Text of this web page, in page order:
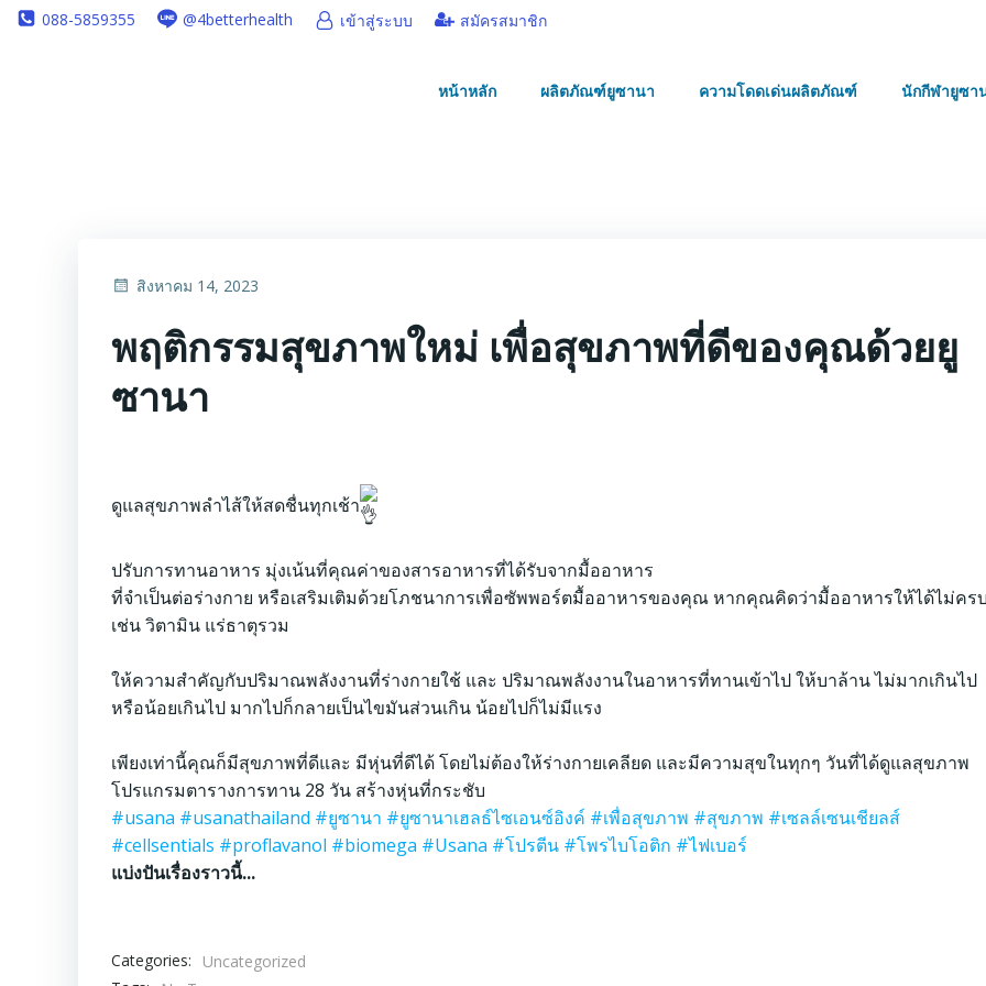
Skip 088-5859355 @4betterhealth เข้าสู่ระบบ สมัครสมาชิก
หน้าหลัก ผลิตภัณฑ์ยูซานา ความโดดเด่นผลิตภัณฑ์ นักกีฬายูซา
สิงหาคม 14, 2023
พฤติกรรมสุขภาพใหม่ เพื่อสุขภาพที่ดีของคุณด้วยยู
ซานา
ดูแลสุขภาพลำไส้ให้สดชื่นทุกเช้า
ปรับการทานอาหาร มุ่งเน้นที่คุณค่าของสารอาหารที่ได้รับจากมื้ออาหาร
ที่จำเป็นต่อร่างกาย หรือเสริมเติมด้วยโภชนาการเพื่อซัพพอร์ตมื้ออาหารของคุณ หากคุณคิดว่ามื้ออาหารให้ได้ไม่คร
เช่น วิตามิน แร่ธาตุรวม
ให้ความสำคัญกับปริมาณพลังงานที่ร่างกายใช้ และ ปริมาณพลังงานในอาหารที่ทานเข้าไป ให้บาล้าน ไม่มากเกินไป
หรือน้อยเกินไป มากไปก็กลายเป็นไขมันส่วนเกิน น้อยไปก็ไม่มีแรง
เพียงเท่านี้คุณก็มีสุขภาพที่ดีและ มีหุ่นที่ดีได้ โดยไม่ต้องให้ร่างกายเคลียด และมีความสุขในทุกๆ วันที่ได้ดูแลสุขภาพ
โปรแกรมตารางการทาน 28 วัน สร้างหุ่นที่กระชับ
#usana #usanathailand #ยูซานา #ยูซานาเฮลธ์ไซเอนซ์อิงค์ #เพื่อสุขภาพ #สุขภาพ #เซลล์เซนเชียลส์
#cellsentials #proflavanol #biomega #Usana #โปรตีน #โพรไบโอติก #ไฟเบอร์
แบ่งปันเรื่องราวนี้...
Categories:
Uncategorized